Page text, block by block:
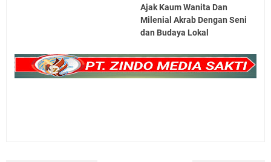
Ajak Kaum Wanita Dan
Milenial Akrab Dengan Seni
dan Budaya Lokal